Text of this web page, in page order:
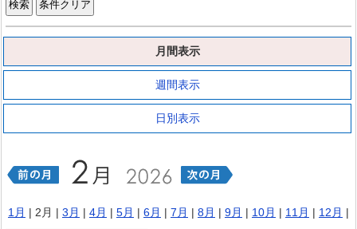
月間表示
週間表示
日別表示
1月 | 2月 | 3月 | 4月 | 5月 | 6月 | 7月 | 8月 | 9月 | 10月 | 11月 | 12月 |